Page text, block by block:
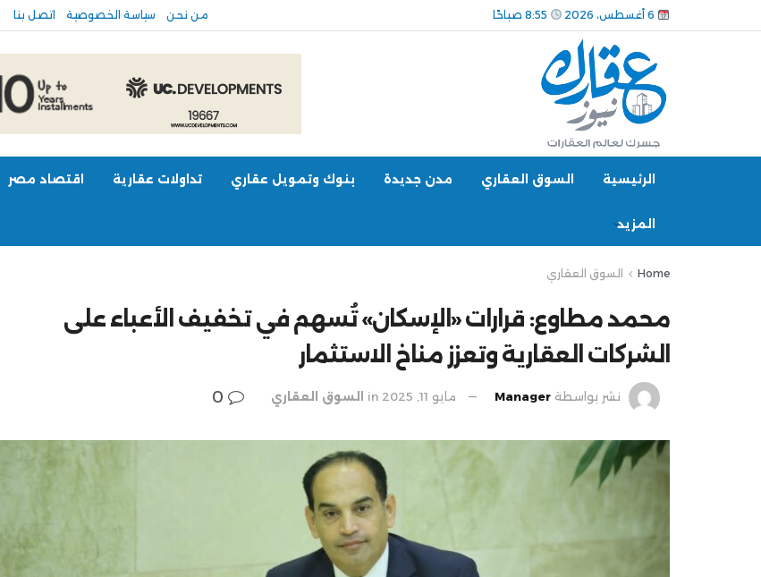
من نحن سياسة الخصوصية اتصل بنا
الرئيسية السوق العقاري مدن جديدة بنوك وتمويل عقاري تداولات عقارية اقتصاد مصر
المزيد
Home السوق العقاري
محمد مطاوع: قرارات «الإسكان» تُسهم في تخفيف الأعباء على
الشركات العقارية وتعزز مناخ الاستثمار
نشر بواسطة Manager مايو 11, 2025 in السوق العقاري